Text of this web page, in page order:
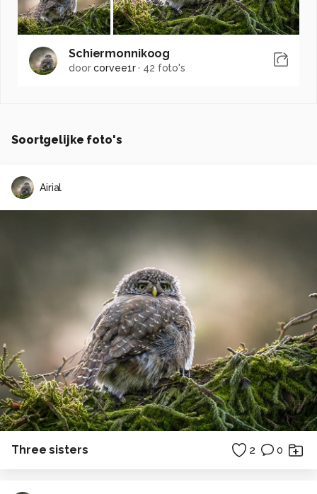
Schiermonnikoog
doorcorvee1r· 42 foto's
Soortgelijke foto's
Airial
Three sisters 2 0